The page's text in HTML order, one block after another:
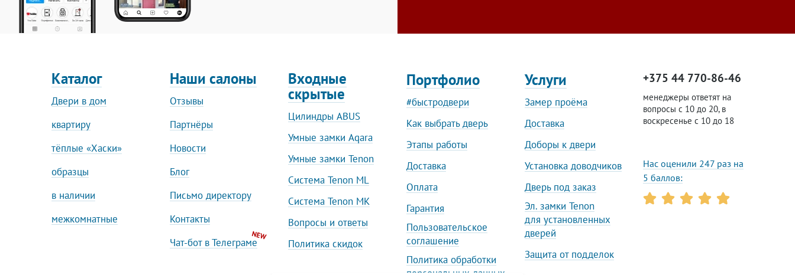
Каталог
Двери в дом
квартиру
тёплые «Хаски»
образцы
в наличии
межкомнатные
Наши салоны
Отзывы
Партнёры
Новости
Блог
Письмо директору
Контакты
Чат-бот в Телеграме
Входные
скрытые
Цилиндры ABUS
Умные замки Aqara
Умные замки Tenon
Система Tenon ML
Система Tenon MK
Вопросы и ответы
Политика скидок
Портфолио
#быстродвери
Как выбрать дверь
Этапы работы
Доставка
Оплата
Гарантия
Пользовательское
соглашение
Политика обработки
Услуги
Замер проёма
Доставка
Доборы к двери
Установка доводчиков
Дверь под заказ
Эл. замки Tenon
для установленных
дверей
Защита от подделок
+375 44 770-86-46
менеджеры ответят на
вопросы с 10 до 20, в
воскресенье с 10 до 18
Нас оценили 247 раз на
5 баллов: